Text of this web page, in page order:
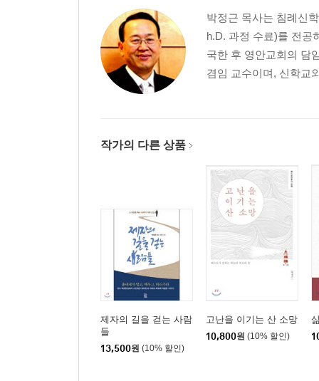
| 갈 4:12-20
11장. 두 아들의 이야기
| 갈 4:21-31
12장. 자유, 믿음, 사랑 그리고 진리
14장. 바람직한 인생의 열매
15장. 다른 사람의 잘못을 올바르게 바로잡는 법
| 갈 6:1-5
16장. 심음과 거둠
17장. 겉모양을 중요시하는 신앙의 특징
| 갈 6:11-13
18장. 십자가를 자랑해야 할 이유
| 갈 6:14-18
박정근 목사는 침례신
h.D. 과정 수료)를 전공
국한 후 영안교회의 담
겸임 교수이며, 신학교
작가의 다른 상품
제자의 길을 걷는 사람
들
13,500원 (10% 할인)
고난을 이기는 산 소망
10,800원 (10% 할인)